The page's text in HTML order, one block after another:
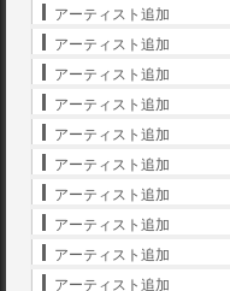
アーティスト追加
アーティスト追加
アーティスト追加
アーティスト追加
アーティスト追加
アーティスト追加
アーティスト追加
アーティスト追加
アーティスト追加
アーティスト追加